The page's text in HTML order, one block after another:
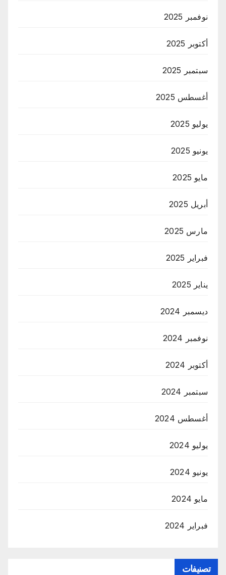
نوفمبر 2025
أكتوبر 2025
سبتمبر 2025
أغسطس 2025
يوليو 2025
يونيو 2025
مايو 2025
أبريل 2025
مارس 2025
فبراير 2025
يناير 2025
ديسمبر 2024
نوفمبر 2024
أكتوبر 2024
سبتمبر 2024
أغسطس 2024
يوليو 2024
يونيو 2024
مايو 2024
فبراير 2024
تصنيفات